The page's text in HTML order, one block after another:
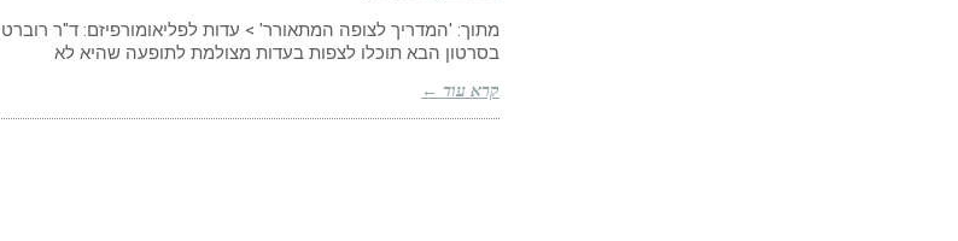
מתוך: 'המדריך לצופה המתאורר' > עדות לפליאומורפיזם: ד"ר רוברט
בסרטון הבא תוכלו לצפות בעדות מצולמת לתופעה שהיא לא
קרא עוד ←